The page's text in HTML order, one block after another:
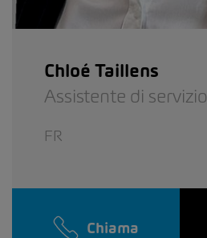
Chloé Taillens
Assistente di servizio
FR
Chiama